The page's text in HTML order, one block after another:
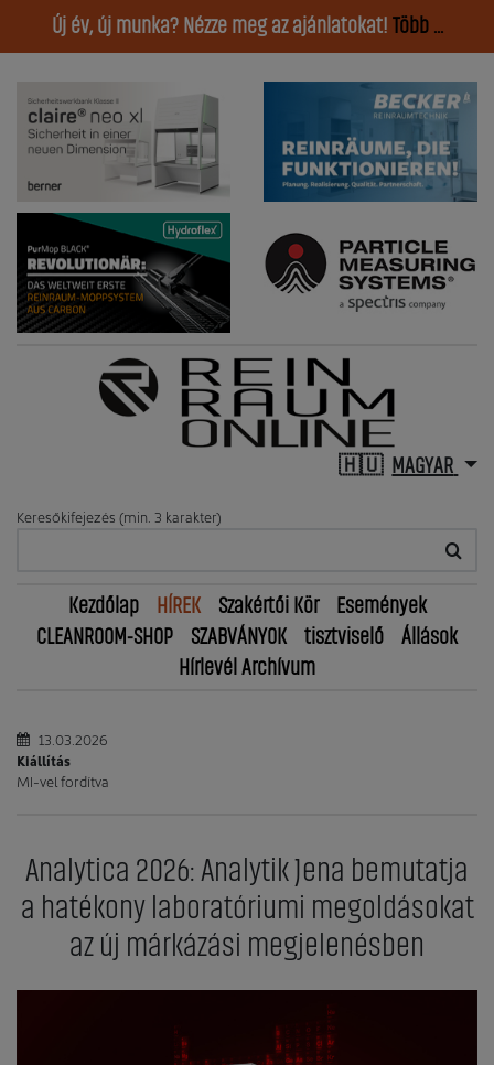
Új év, új munka? Nézze meg az ajánlatokat! Több ...
MAGYAR
Keresőkifejezés (min. 3 karakter)
Kezdőlap HÍREK Szakértői Kör
Események
CLEANROOM-SHOP
SZABVÁNYOK tisztviselő
Állások
Hírlevél Archívum
13.03.2026
Kiállítás
MI-vel fordítva
Analytica 2026: Analytik Jena bemutatja
a hatékony laboratóriumi megoldásokat
az új márkázási megjelenésben